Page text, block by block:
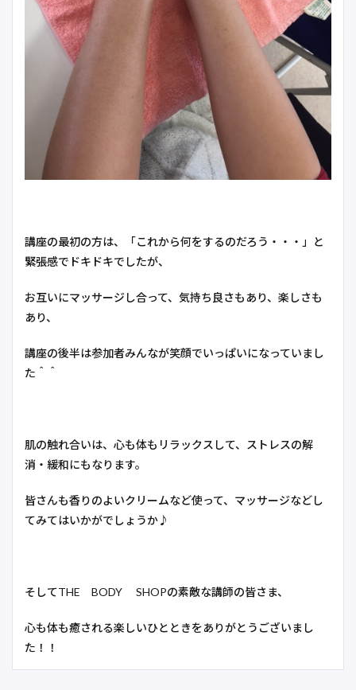
講座の最初の方は、「これから何をするのだろう・・・」と
緊張感でドキドキでしたが、
お互いにマッサージし合って、気持ち良さもあり、楽しさも
あり、
講座の後半は参加者みんなが笑顔でいっぱいになっていまし
た＾＾
肌の触れ合いは、心も体もリラックスして、ストレスの解
消・緩和にもなります。
皆さんも香りのよいクリームなど使って、マッサージなどし
てみてはいかがでしょうか♪
そしてTHE BODY SHOPの素敵な講師の皆さま、
心も体も癒される楽しいひとときをありがとうございまし
た！！